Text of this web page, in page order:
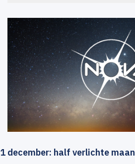
1 december: half verlichte maan